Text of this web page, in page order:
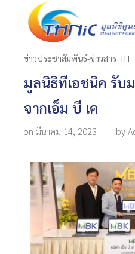
ข่าวประชาสัมพันธ์-ข่าวสาร .TH
มูลนิธิทีเอชนิค รับ
จากเอ็ม บี เค
on มีนาคม 14, 2023 by